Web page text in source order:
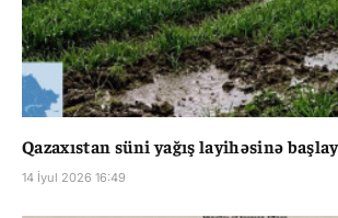
Qazaxıstan süni yağış layihəsinə
14 İyul 2026 16:49